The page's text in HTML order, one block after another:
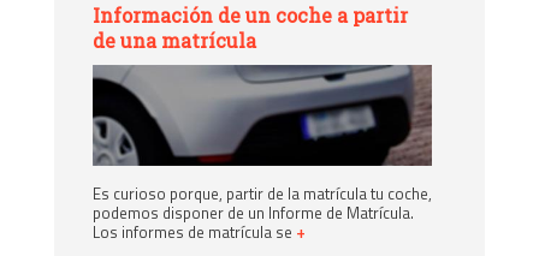
Información de un coche a partir
de una matrícula
Es curioso porque, partir de la matrícula tu coche,
podemos disponer de un Informe de Matrícula.
Los informes de matrícula se +